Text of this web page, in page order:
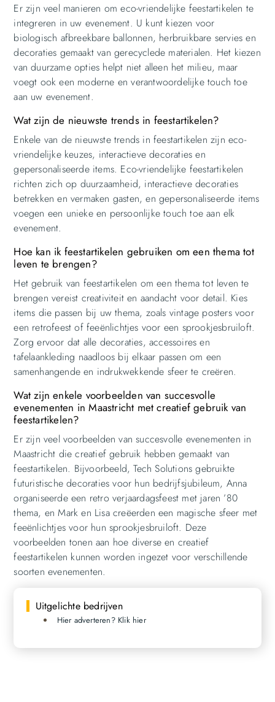
Er zijn veel manieren om eco-vriendelijke feestartikelen te
integreren in uw evenement. U kunt kiezen voor
biologisch afbreekbare ballonnen, herbruikbare servies en
decoraties gemaakt van gerecyclede materialen. Het kiezen
van duurzame opties helpt niet alleen het milieu, maar
voegt ook een moderne en verantwoordelijke touch toe
aan uw evenement.
Wat zijn de nieuwste trends in feestartikelen?
Enkele van de nieuwste trends in feestartikelen zijn eco-
vriendelijke keuzes, interactieve decoraties en
gepersonaliseerde items. Eco-vriendelijke feestartikelen
richten zich op duurzaamheid, interactieve decoraties
betrekken en vermaken gasten, en gepersonaliseerde items
voegen een unieke en persoonlijke touch toe aan elk
evenement.
Hoe kan ik feestartikelen gebruiken om een thema tot
leven te brengen?
Het gebruik van feestartikelen om een thema tot leven te
brengen vereist creativiteit en aandacht voor detail. Kies
items die passen bij uw thema, zoals vintage posters voor
een retrofeest of feeënlichtjes voor een sprookjesbruiloft.
Zorg ervoor dat alle decoraties, accessoires en
tafelaankleding naadloos bij elkaar passen om een
samenhangende en indrukwekkende sfeer te creëren.
Wat zijn enkele voorbeelden van succesvolle
evenementen in Maastricht met creatief gebruik van
feestartikelen?
Er zijn veel voorbeelden van succesvolle evenementen in
Maastricht die creatief gebruik hebben gemaakt van
feestartikelen. Bijvoorbeeld, Tech Solutions gebruikte
futuristische decoraties voor hun bedrijfsjubileum, Anna
organiseerde een retro verjaardagsfeest met jaren ’80
thema, en Mark en Lisa creëerden een magische sfeer met
feeënlichtjes voor hun sprookjesbruiloft. Deze
voorbeelden tonen aan hoe diverse en creatief
feestartikelen kunnen worden ingezet voor verschillende
soorten evenementen.
Uitgelichte bedrijven
Hier adverteren? Klik hier